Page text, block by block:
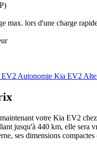
max. lors d'une charge
Autonomie Kia EV2
votre Kia EV2
jusqu'à 440 km, elle sera
ses dimensions